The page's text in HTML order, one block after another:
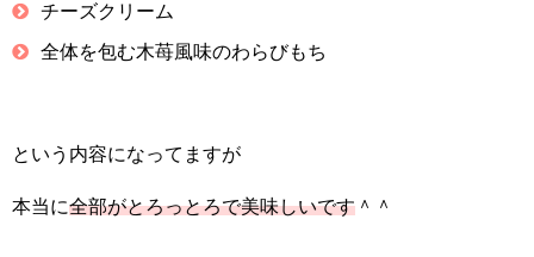
チーズクリーム
全体を包む木苺風味のわらびもち
という内容になってますが
本当に全部がとろっとろで美味しいです ＾＾